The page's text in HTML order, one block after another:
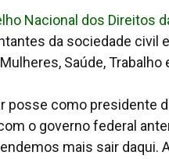
Nacional dos Direitos
da sociedade civil
Saúde, Trabalho
posse como presidente
o governo federal
mais sair daqui.